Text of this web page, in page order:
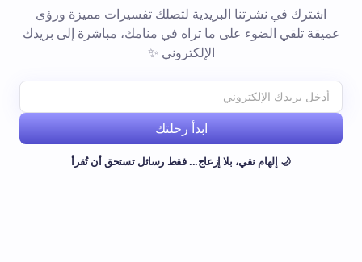
اشترك في نشرتنا البريدية لتصلك تفسيرات مميزة ورؤى
عميقة تلقي الضوء على ما تراه في منامك، مباشرة إلى بريدك
الإلكتروني ✨
ابدأ رحلتك
🌙 إلهام نقي، بلا إزعاج... فقط رسائل تستحق أن تُقرأ